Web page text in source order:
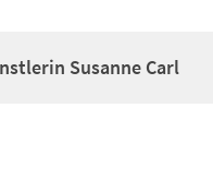
Susanne Carl